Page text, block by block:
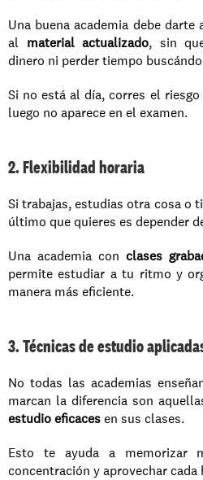
Una buena academia debe
al material actualizado, sin
dinero ni perder tiempo
Si no está al día, corres el
luego no aparece en el examen.
2. Flexibilidad horaria
Si trabajas, estudias otra cosa o
último que quieres es depender
Una academia con clases
permite estudiar a tu ritmo y
manera más eficiente.
3. Técnicas de estudio
No todas las academias
marcan la diferencia son
estudio eficaces en sus clases.
Esto te ayuda a memorizar
concentración y aprovechar cada